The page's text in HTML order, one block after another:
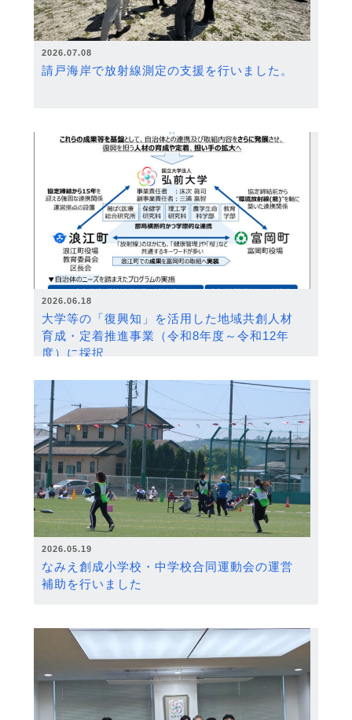
2026.07.08
請戸海岸で放射線測定の支援を行いました。
2026.06.18
大学等の「復興知」を活用した地域共創人材
育成・定着推進事業（令和8年度～令和12年
度）に採択
2026.05.19
なみえ創成小学校・中学校合同運動会の運営
補助を行いました